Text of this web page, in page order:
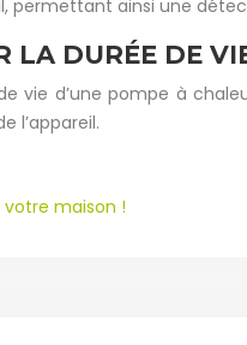
permettant ainsi une
LA DURÉE DE
vie d’une pompe à
l’appareil.
maison !